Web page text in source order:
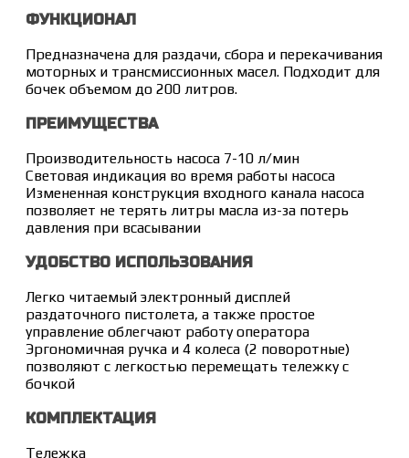
ФУНКЦИОНАЛ
Предназначена для раздачи, сбора и перекачивания
моторных и трансмиссионных масел. Подходит для
бочек объемом до 200 литров.
ПРЕИМУЩЕСТВА
Производительность насоса 7-10 л/мин
Световая индикация во время работы насоса
Измененная конструкция входного канала насоса
позволяет не терять литры масла из-за потерь
давления при всасывании
УДОБСТВО ИСПОЛЬЗОВАНИЯ
Легко читаемый электронный дисплей
раздаточного пистолета, а также простое
управление облегчают работу оператора
Эргономичная ручка и 4 колеса (2 поворотные)
позволяют с легкостью перемещать тележку с
бочкой
КОМПЛЕКТАЦИЯ
Тележка